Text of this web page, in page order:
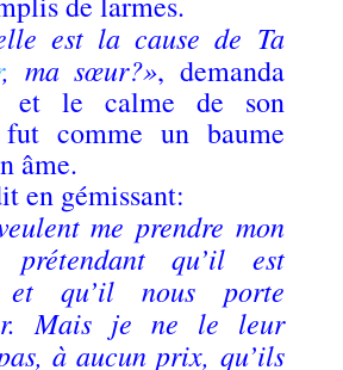
est la cause de Ta
, ma sœur?», demanda
et le calme de son
comme un baume
âme.
en gémissant:
me prendre mon
prétendant qu’il est
et qu’il nous porte
Mais je ne le leur
à aucun prix, qu’ils